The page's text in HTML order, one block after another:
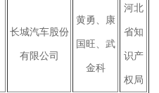
长城汽车股份
有限公司
黄勇、康
国旺、武
金科
河北
省知
识产
权局